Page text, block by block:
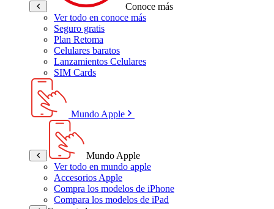
Conoce más
Ver todo en conoce más
Seguro gratis
Plan Retoma
Celulares baratos
Lanzamientos Celulares
SIM Cards
Mundo Apple
Mundo Apple
Ver todo en mundo apple
Accesorios Apple
Compra los modelos de iPhone
Compara los modelos de iPad